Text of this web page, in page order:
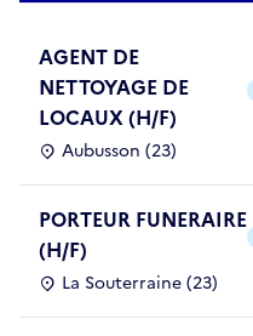
AGENT DE
NETTOYAGE DE
LOCAUX (H/F)
Aubusson (23)
PORTEUR FUNERAIRE
(H/F)
La Souterraine (23)